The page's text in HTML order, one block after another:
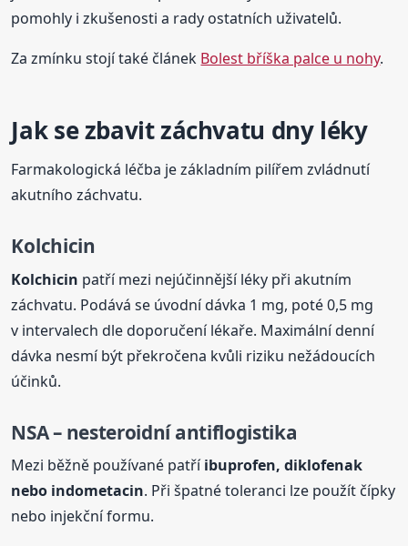
pomohly i zkušenosti a rady ostatních uživatelů.
Za zmínku stojí také článek Bolest bříška palce u nohy.
Jak se zbavit záchvatu dny léky
Farmakologická léčba je základním pilířem zvládnutí
akutního záchvatu.
Kolchicin
Kolchicin patří mezi nejúčinnější léky při akutním
záchvatu. Podává se úvodní dávka 1 mg, poté 0,5 mg
v intervalech dle doporučení lékaře. Maximální denní
dávka nesmí být překročena kvůli riziku nežádoucích
účinků.
NSA – nesteroidní antiflogistika
Mezi běžně používané patříibuprofen, diklofenak
nebo indometacin. Při špatné toleranci lze použít čípky
nebo injekční formu.